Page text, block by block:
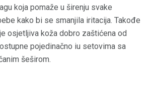
koja pomaže u širenju svake
kako bi se smanjila iritacija. Takođe
osjetljiva koža dobro zaštićena od
pojedinačno iu setovima sa
šeširom.